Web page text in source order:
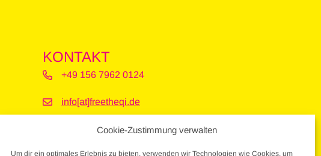
Cookie-Zustimmung verwalten
Um dir ein optimales Erlebnis zu bieten, verwenden wir Technologien wie Cookies, um
KONTAKT
+49 156 7962 0124
info[at]freetheqi.de